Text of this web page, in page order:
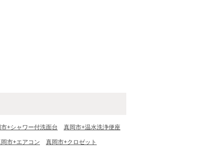
+シャワー付洗面台 真岡市+温水洗浄便座
市+エアコン 真岡市+クロゼット